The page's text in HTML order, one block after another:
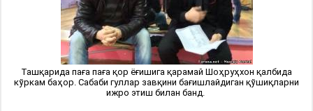
Ташқарида паға паға қор ёғишига қарамай Шоҳруҳхон қалбида
кўркам баҳор. Сабаби гуллар завқини бағишлайдиган қўшиқларни
ижро этиш билан банд.